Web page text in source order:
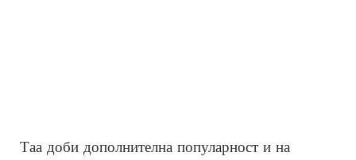
Таа доби дополнителна популарност и на